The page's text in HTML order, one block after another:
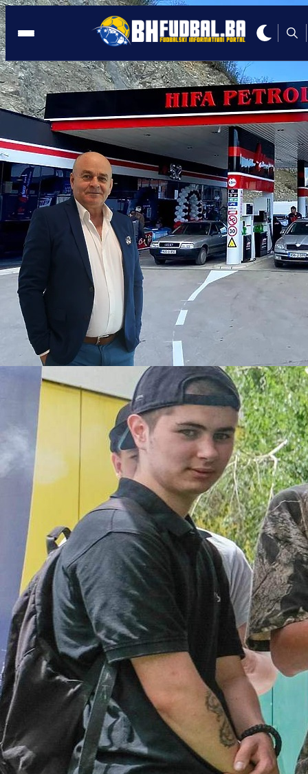
PROMO
20:19, 09.10.2024
Hifa Petrol donirala 260.000 KM za
djecu sa posebnim potrebama!
Autor:
Redakcija
20:19, 09.10.2024
Dnevni centar za djecu sa posebnim potrebama
Kompanija Hifa Petrol d.o.o. Sarajevo
podržala izgradnju Dnevnog centra za djecu i
poteškoćama u razvoju “Denis” donacijom u
260.000 KM.